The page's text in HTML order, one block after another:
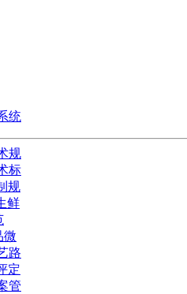
统
规
标
规
鲜
微
路
定
管